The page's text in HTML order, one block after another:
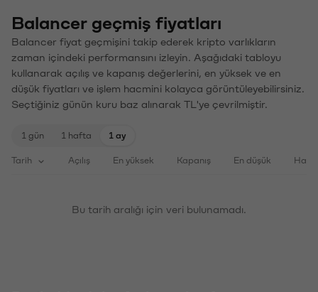
Balancer geçmiş fiyatları
Balancer fiyat geçmişini takip ederek kripto varlıkların
zaman içindeki performansını izleyin. Aşağıdaki tabloyu
kullanarak açılış ve kapanış değerlerini, en yüksek ve en
düşük fiyatları ve işlem hacmini kolayca görüntüleyebilirsiniz.
Seçtiğiniz günün kuru baz alınarak TL'ye çevrilmiştir.
1 gün 1 hafta 1 ay
Tarih Açılış En yüksek Kapanış En düşük
Bu tarih aralığı için veri bulunamadı.